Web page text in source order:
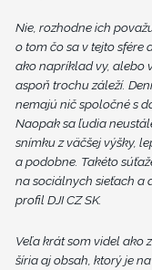
Nie, rozhodne ich
o tom čo sa v tejto sfére
ako napríklad vy, alebo
aspoň trochu záleží.
nemajú nič spoločné s
Naopak sa ľudia
snímku z väčšej výšky,
a podobne. Takéto
na sociálnych sieťach a
profil DJI CZ SK.
Veľa krát som videl ako
šíria aj obsah, ktorý je